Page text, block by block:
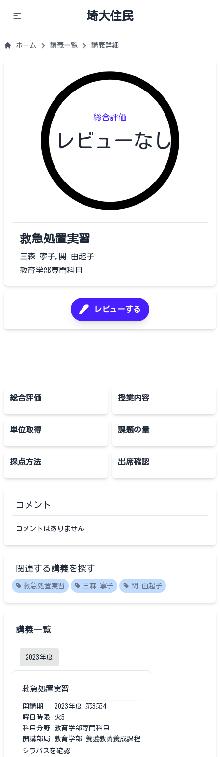
埼大住民
ホーム 講義一覧 講義詳細
総合評価
レビューなし
救急処置実習
三森 寧子,関 由起子
教育学部専門科目
レビューする
総合評価 授業内容
単位取得 課題の量
採点方法 出席確認
コメント
コメントはありません
関連する講義を探す
救急処置実習 三森 寧子 関 由起子
講義一覧
2023年度
救急処置実習
開講期 2023年度 第3第4
曜日時限
火5
科目分野
教育学部専門科目
開講部局
教育学部 養護教諭養成課程
シラバスを確認